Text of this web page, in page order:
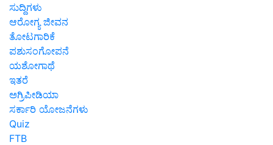
ಸುದ್ದಿಗಳು
ಆರೋಗ್ಯ ಜೀವನ
ತೋಟಗಾರಿಕೆ
ಪಶುಸಂಗೋಪನೆ
ಯಶೋಗಾಥೆ
ಇತರೆ
ಅಗ್ರಿಪೀಡಿಯಾ
ಸರ್ಕಾರಿ ಯೋಜನೆಗಳು
Quiz
FTB